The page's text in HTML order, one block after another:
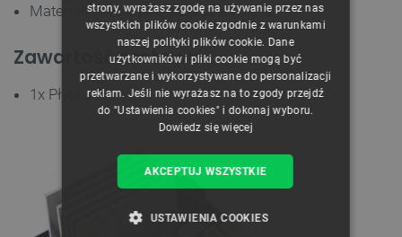
Materiały: tworzywo sztuczne i metal
Zawartość zestawu
1x Płyta główna
ENGLISH
GERMAN
strony, wyrażasz zgodę na używanie przez nas
wszystkich plików cookie zgodnie z warunkami
naszej polityki plików cookie. Dane
użytkowników i pliki cookie mogą być
przetwarzane i wykorzystywane do personalizacji
reklam. Jeśli nie wyrażasz na to zgody przejdź
do "Ustawienia cookies" i dokonaj wyboru.
Dowiedz się więcej
AKCEPTUJ WSZYSTKIE
USTAWIENIA COOKIES